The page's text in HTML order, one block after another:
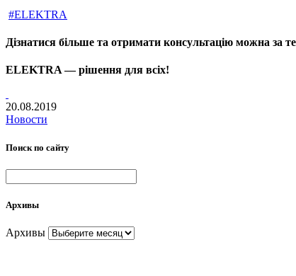
#ELEKTRA
Дізнатися більше та отримати консультацію можна за
ELEKTRA — рішення для всіх!
20.08.2019
Новости
Поиск по сайту
Архивы
Архивы